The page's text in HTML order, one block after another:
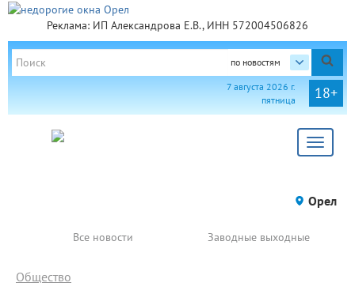
Реклама: ИП Александрова Е.В., ИНН 572004506826
по новостям
18+
7 августа 2026 г.
пятница
Toggle
Орел
Все новости Заводные выходные
Общество